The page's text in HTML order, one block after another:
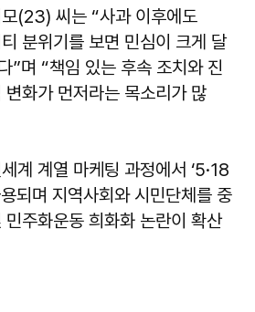
(23) 씨는 “사과 이후에도
분위기를 보면 민심이 크게 달
”며 “책임 있는 후속 조치와 진
화가 먼저라는 목소리가 많
계 계열 마케팅 과정에서 ‘5·18
되며 지역사회와 시민단체를 중
주화운동 희화화 논란이 확산